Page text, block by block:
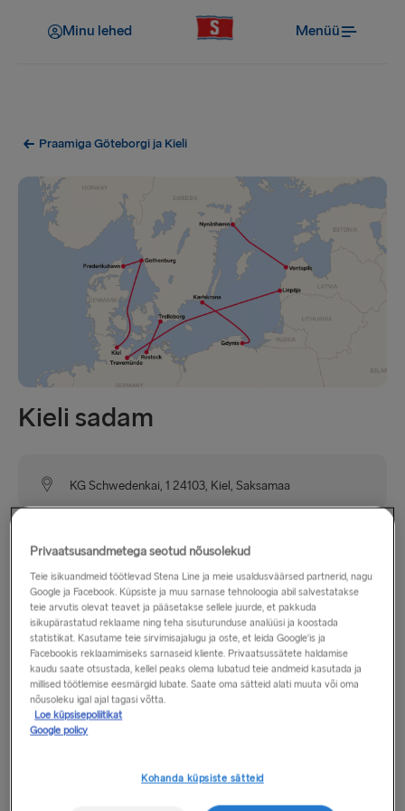
Minu lehed Menüü
Praamiga Göteborgi ja Kieli
Kieli sadam
KG Schwedenkai, 1 24103, Kiel, Saksamaa
on maanteelt A7 ja muudelt suurematelt teedelt lihtne
pääseda. Ühistranspordiühendus on hea, pearaudtee- ja
bussijaam on terminalist vaid 10-minutilise jalutuskäigu
kaugusel.
Lahtiolekuajad
esmaspäev – reede: 14.00 – 19.00
Juhime tähelepanu sellele, et meie Kieli ja Göteborgi
Privaatsusandmetega seotud nõusolekud
Teie isikuandmeid töötlevad Stena Line ja meie usaldusväärsed partnerid, nagu
Google ja Facebook. Küpsiste ja muu sarnase tehnoloogia abil salvestatakse
teie arvutis olevat teavet ja pääsetakse sellele juurde, et pakkuda
isikupärastatud reklaame ning teha sisuturunduse analüüsi ja koostada
statistikat. Kasutame teie sirvimisajalugu ja oste, et leida Google'is ja
Facebookis reklaamimiseks sarnaseid kliente. Privaatsussätete haldamise
kaudu saate otsustada, kellel peaks olema lubatud teie andmeid kasutada ja
millised töötlemise eesmärgid lubate. Saate oma sätteid alati muuta või oma
nõusoleku igal ajal tagasi võtta.
Loe küpsisepoliitikat
Google policy
Kohanda küpsiste sätteid